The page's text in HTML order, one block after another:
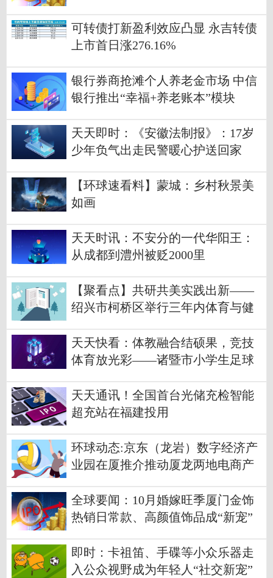
可转债打新盈利效应凸显 永吉转债
上市首日涨276.16%
银行券商抢滩个人养老金市场 中信
银行推出“幸福+养老账本”模块
天天即时：《安徽法制报》：17岁
少年负气出走民警暖心护送回家
【环球速看料】蒙城：乡村秋景美
如画
天天时讯：不安分的一代华阳王：
从成都到澧州被贬2000里
【聚看点】共研共美实践出新——
绍兴市柯桥区举行三年内体育与健
天天快看：体教融合结硕果，竞技
体育放光彩——诸暨市小学生足球
天天通讯！全国首台光储充检智能
超充站在福建投用
环球动态:京东（龙岩）数字经济产
业园在厦推介推动厦龙两地电商产
全球要闻：10月婚嫁旺季厦门金饰
热销日常款、高颜值饰品成“新宠”
即时：卡祖笛、手碟等小众乐器走
入公众视野成为年轻人“社交新宠”